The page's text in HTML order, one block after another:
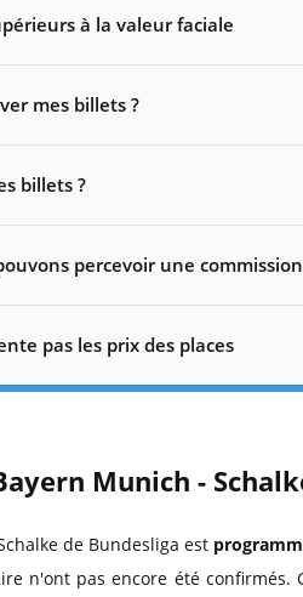
à la valeur faciale
mes billets ?
billets ?
percevoir une
pas les prix des places
Munich -
de Bundesliga est
n'ont pas encore été confirmés.